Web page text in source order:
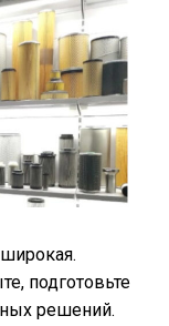
подготовьте
решений.